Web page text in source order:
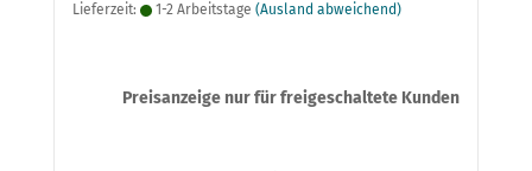
Lieferzeit:
1-2 Arbeitstage (Ausland abweichend)
Preisanzeige nur für freigeschaltete Kunden